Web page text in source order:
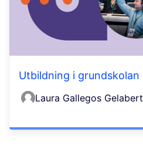
Utbildning i grundskolan
Laura Gallegos Gelabert